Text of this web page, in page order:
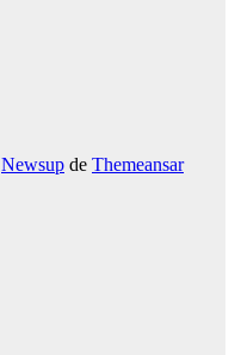
Newsup de Themeansar